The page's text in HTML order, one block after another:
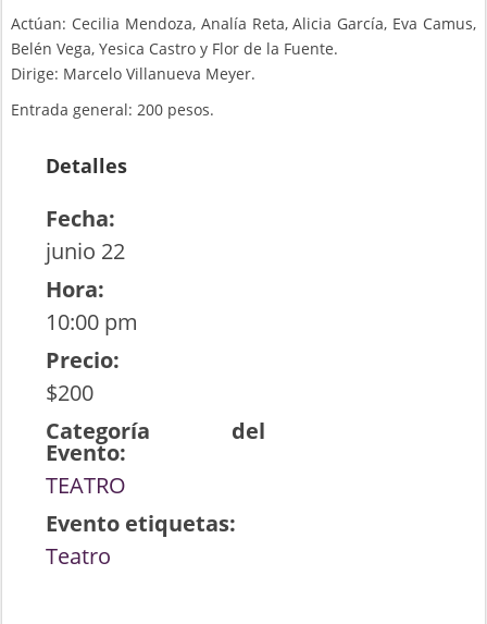
Actúan: Cecilia Mendoza, Analía Reta, Alicia García, Eva Camus,
Belén Vega, Yesica Castro y Flor de la Fuente.
Dirige: Marcelo Villanueva Meyer.
Entrada general: 200 pesos.
Detalles
Fecha:
junio 22
Hora:
10:00 pm
Precio:
$200
Categoría del
Evento:
TEATRO
Evento etiquetas:
Teatro